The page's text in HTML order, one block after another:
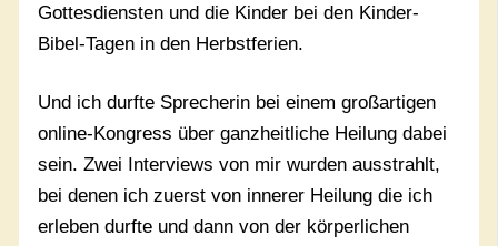
Gottesdiensten und die Kinder bei den Kinder-
Bibel-Tagen in den Herbstferien.
Und ich durfte Sprecherin bei einem großartigen
online-Kongress über ganzheitliche Heilung dabei
sein. Zwei Interviews von mir wurden ausstrahlt,
bei denen ich zuerst von innerer Heilung die ich
erleben durfte und dann von der körperlichen